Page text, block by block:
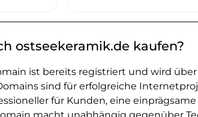
ostseekeramik.de kaufen?
ist bereits registriert und wird über
sind für erfolgreiche
für Kunden, eine